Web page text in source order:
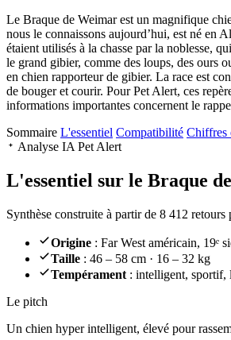
Le Braque de Weimar est un magnifique
nous le connaissons aujourd’hui, est né en
étaient utilisés à la chasse par la noblesse,
le grand gibier, comme des loups, des ours
en chien rapporteur de gibier. La race est
de bouger et courir. Pour Pet Alert, ces
informations importantes concernent le
Sommaire L'essentiel Compatibilité Chiffres
Analyse IA Pet Alert
L'essentiel sur le Braque
Synthèse construite à partir de 8 412
Origine : Far West américain, 19ᵉ
Taille : 46 – 58 cm · 16 – 32 kg
Tempérament : intelligent, sportif,
Le pitch
Un chien hyper intelligent, élevé pour